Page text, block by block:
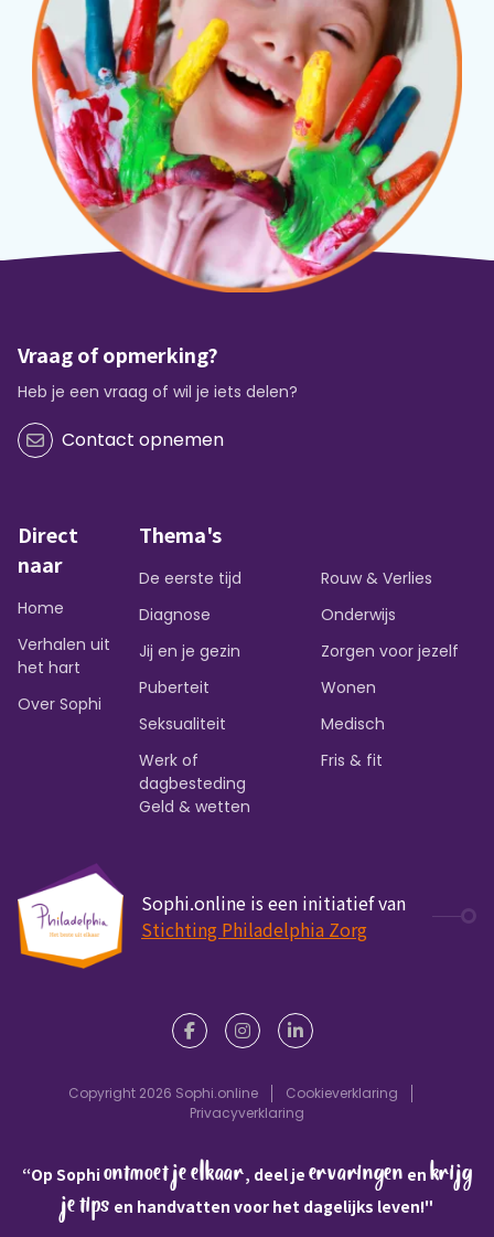
Vraag of opmerking?
Heb je een vraag of wil je iets delen?
Contact opnemen
Direct
naar
Home
Verhalen uit
het hart
Over Sophi
Thema's
De eerste tijd
Diagnose
Jij en je gezin
Puberteit
Seksualiteit
Werk of
dagbesteding
Rouw & Verlies
Onderwijs
Zorgen voor jezelf
Wonen
Medisch
Fris & fit
Geld & wetten
Sophi.online is een initiatief van
Stichting Philadelphia Zorg
Copyright 2026 Sophi.online
Cookieverklaring
Privacyverklaring
“Op Sophiontmoet je elkaar, deel je ervaringen en krijg
je tips en handvatten voor het dagelijks leven!"